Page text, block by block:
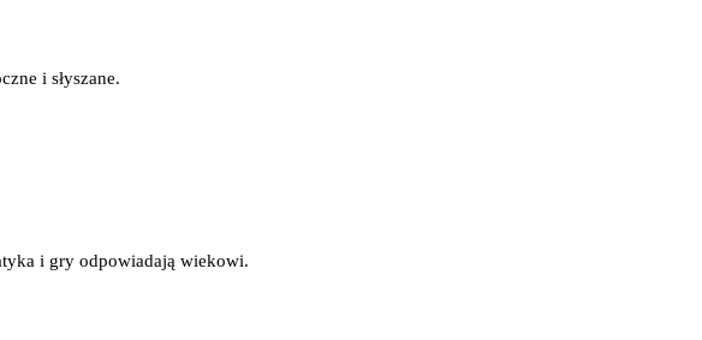
i słyszane.
i gry odpowiadają wiekowi.